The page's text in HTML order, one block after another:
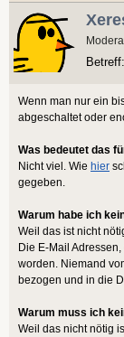
Betreff:
Wenn man nur ein
abgeschaltet oder
Was bedeutet das
Nicht viel. Wie hier
gegeben.
Warum habe ich
Weil das ist nicht
Die E-Mail
worden. Niemand
bezogen und in die
Warum muss ich
Weil das nicht nötig